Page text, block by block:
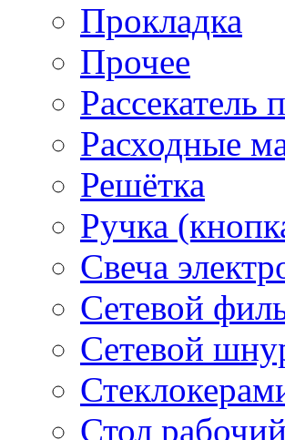
Прокладка
Прочее
Рассекатель
Расходные
Решётка
Ручка
Свеча
Сетевой
Сетевой
Стол